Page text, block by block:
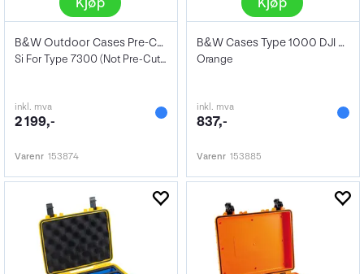
B&W Outdoor Cases Pre-Cut Foam
Si For Type 7300 (Not Pre-Cutted)
inkl. mva
2 199,-
Varenr 153874
B&W Cases Type 1000 DJI Osmo Action 3
Orange
inkl. mva
837,-
Varenr 153885